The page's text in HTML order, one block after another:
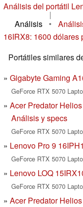
Análisis del portátil
|
Análisis
•
16IRX8: 1600 dólares
Portátiles similares
Gigabyte Gaming
GeForce RTX 5070
Acer Predator
Análisis y specs
GeForce RTX 5070
Lenovo Pro 9
GeForce RTX 5070
Lenovo LOQ
GeForce RTX 5070
Acer Predator